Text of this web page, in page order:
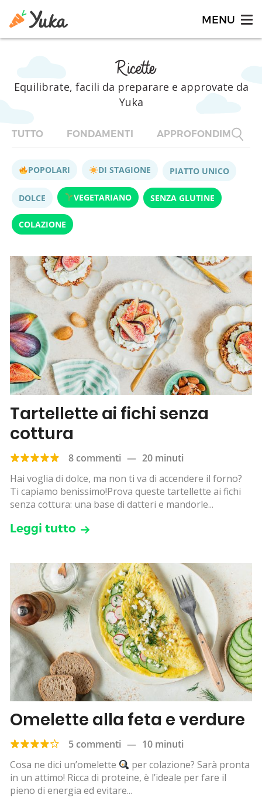
Ricette
Equilibrate, facili da preparare e approvate da
Yuka
TUTTO FONDAMENTI APPROFONDIMENTI
POPOLARI DI STAGIONE PIATTO UNICO
DOLCE VEGETARIANO SENZA GLUTINE
COLAZIONE
Tartellette ai fichi senza
cottura
8 commenti — 20 minuti
Hai voglia di dolce, ma non ti va di accendere il forno?
Ti capiamo benissimo!Prova queste tartellette ai fichi
senza cottura: una base di datteri e mandorle...
Leggi tutto
Omelette alla feta e verdure
5 commenti — 10 minuti
Cosa ne dici un’omelette
per colazione? Sarà pronta
in un attimo! Ricca di proteine, è l’ideale per fare il
pieno di energia ed evitare...